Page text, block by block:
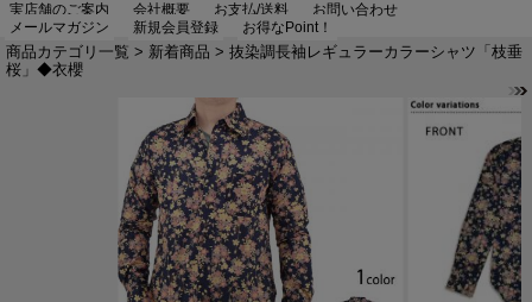
実店舗のご案内 会社概要 お支払/送料
お問い合わせ
メールマガジン
新規会員登録 お得なPoint！
商品カテゴリ一覧 > 新着商品 > 抜染調長袖レギュラーカラーシャツ「枝垂
桜」◆衣櫻